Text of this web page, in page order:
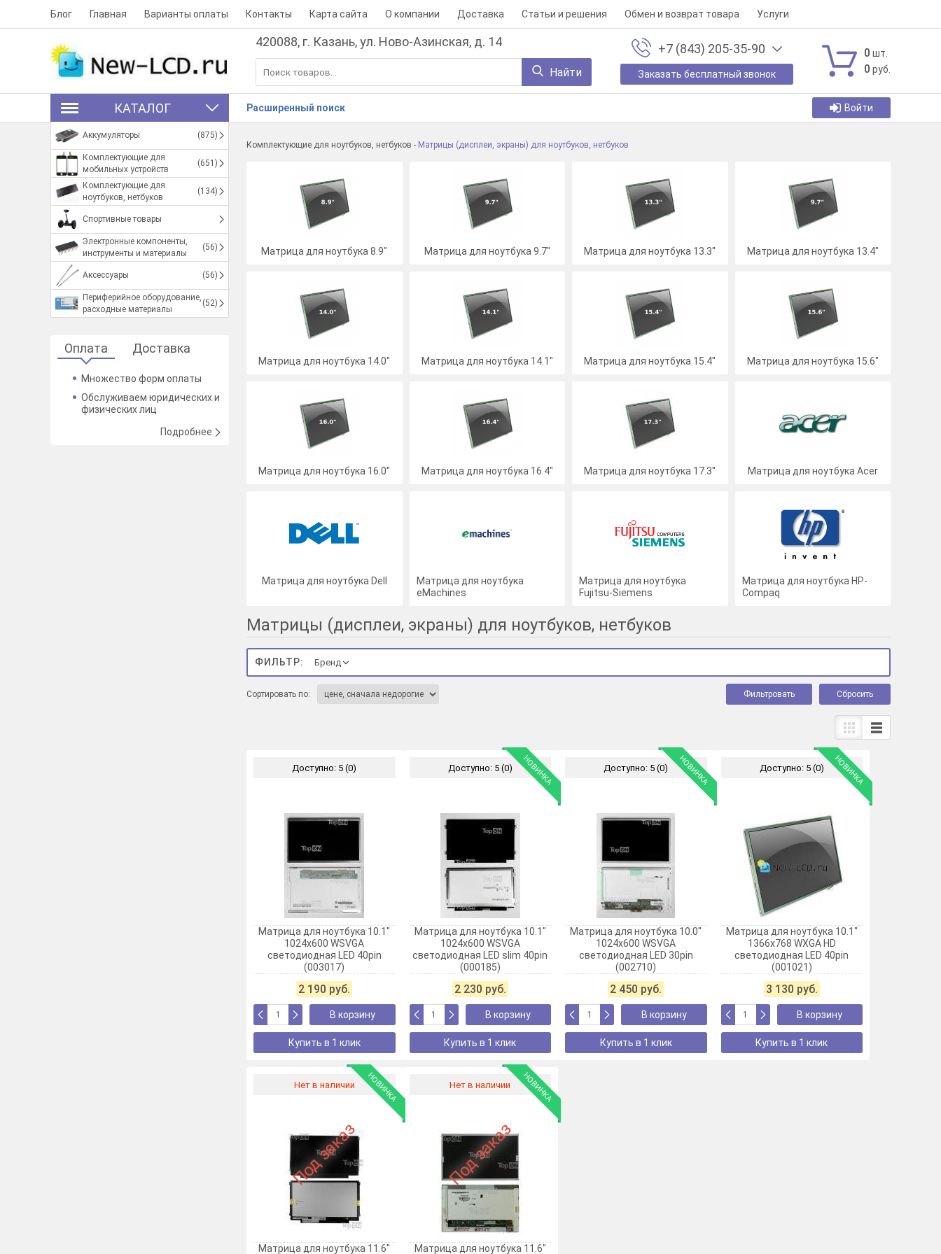
Блог Главная Варианты оплаты Контакты Карта сайта О компании Доставка Статьи и решения Обмен и возврат товара Услуги
420088, г. Казань, ул. Ново-Азинская, д. 14
Найти
+7 (843) 205-35-90
Заказать бесплатный звонок
0 шт.
0 руб.
КАТАЛОГ
Аккумуляторы (875)
Комплектующие для
мобильных устройств
(651)
Комплектующие для
ноутбуков, нетбуков
(134)
Спортивные товары
Электронные компоненты,
инструменты и материалы
(56)
Аксессуары (56)
Периферийное оборудование,
расходные материалы
(52)
Оплата Доставка
Множество форм оплаты
Обслуживаем юридических и
физических лиц
Подробнее
Расширенный поиск Войти
Комплектующие для ноутбуков, нетбуков - Матрицы (дисплеи, экраны) для ноутбуков, нетбуков
Матрица для ноутбука 8.9" Матрица для ноутбука 9.7" Матрица для ноутбука 13.3" Матрица для ноутбука 13.4"
Матрица для ноутбука 14.0" Матрица для ноутбука 14.1" Матрица для ноутбука 15.4" Матрица для ноутбука 15.6"
Матрица для ноутбука 16.0" Матрица для ноутбука 16.4" Матрица для ноутбука 17.3" Матрица для ноутбука Acer
Матрица для ноутбука Dell
Матрица для ноутбука
eMachines
Матрица для ноутбука
Fujitsu-Siemens
Матрица для ноутбука HP-
Compaq
Матрицы (дисплеи, экраны) для ноутбуков, нетбуков
Сортировать по:
Бренд
Cбросить
Доступно: 5 (0)
Матрица для ноутбука 10.1"
1024x600 WSVGA
светодиодная LED 40pin
(003017)
2 190 руб.
В корзину
Купить в 1 клик
Доступно: 5 (0) НОВИНКА
Матрица для ноутбука 10.1"
1024х600 WSVGA
светодиодная LED slim 40pin
(000185)
2 230 руб.
В корзину
Купить в 1 клик
Доступно: 5 (0) НОВИНКА
Матрица для ноутбука 10.0"
1024х600 WSVGA
светодиодная LED 30pin
(002710)
2 450 руб.
В корзину
Купить в 1 клик
Доступно: 5 (0) НОВИНКА
Матрица для ноутбука 10.1"
1366x768 WXGA HD
светодиодная LED 40pin
(001021)
3 130 руб.
В корзину
Купить в 1 клик
Нет в наличии НОВИНКА
Под заказ
Матрица для ноутбука 11.6"
Нет в наличии НОВИНКА
Под заказ
Матрица для ноутбука 11.6"